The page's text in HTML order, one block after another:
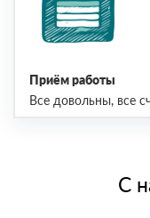
Приём работы
Все довольны, все
С